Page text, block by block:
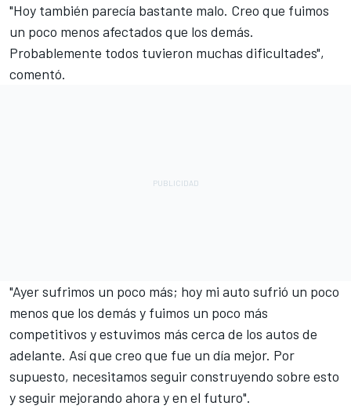
"Hoy también parecía bastante malo. Creo que fuimos
un poco menos afectados que los demás.
Probablemente todos tuvieron muchas dificultades",
comentó.
"Ayer sufrimos un poco más; hoy mi auto sufrió un poco
menos que los demás y fuimos un poco más
competitivos y estuvimos más cerca de los autos de
adelante. Así que creo que fue un día mejor. Por
supuesto, necesitamos seguir construyendo sobre esto
y seguir mejorando ahora y en el futuro".